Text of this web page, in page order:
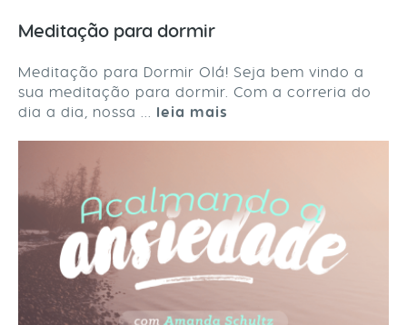
Meditação para dormir
Meditação para Dormir Olá! Seja bem vindo a
sua meditação para dormir. Com a correria do
dia a dia, nossa ... leia mais